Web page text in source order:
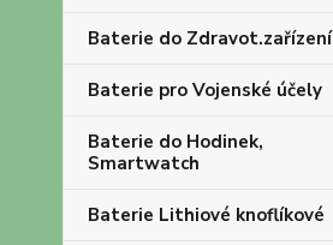
Baterie do Zdravot.zařízení
Baterie pro Vojenské účely
Baterie do Hodinek,
Smartwatch
Baterie Lithiové knoflíkové